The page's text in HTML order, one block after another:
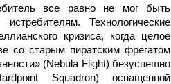
все равно не мог быть
Технологические
кризиса, когда целое
со старым пиратским фрегатом
(Nebula Flight) безуспешно
Squadron) оснащенной